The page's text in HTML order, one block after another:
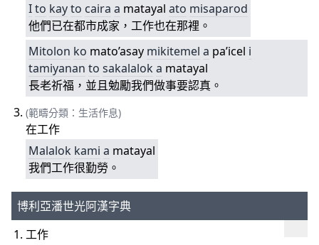
Ito kayto caira a matayal ato misaparod
他們已在都市成家，工作也在那裡。
Mitolon ko mato’asay mikitemel a pa’icel i
tamiyanan to sakalalok a matayal
長老祈福，並且勉勵我們做事要認真。
(範疇分類：生活作息)
在工作
Malalok kami a matayal
我們工作很勤勞。
博利亞潘世光阿漢字典
工作